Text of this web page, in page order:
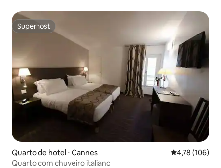
Superhost
Superhost
Quarto de hotel ⋅ Cannes 4,78 de uma
4,78 (106)
Quarto com chuveiro italiano